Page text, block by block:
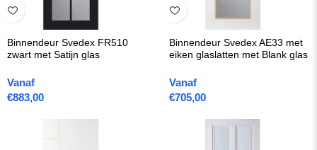
Binnendeur Svedex FR510
zwart met Satijn glas
Vanaf
€883,00
Binnendeur Svedex AE33 met
eiken glaslatten met Blank glas
Vanaf
€705,00